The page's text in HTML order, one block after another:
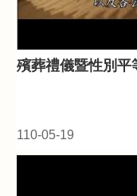
殯葬禮儀暨性別平
110-05-19